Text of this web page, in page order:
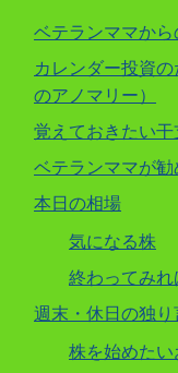
ベテランママから
カレンダー投資
のアノマリー）
覚えておきたい干
ベテランママが勧
本日の相場
気になる株
終わってみれ
週末・休日の独り
株を始めた